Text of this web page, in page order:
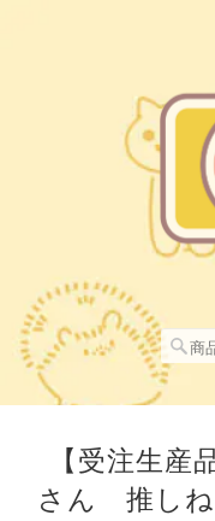
【受注生
さん 推し